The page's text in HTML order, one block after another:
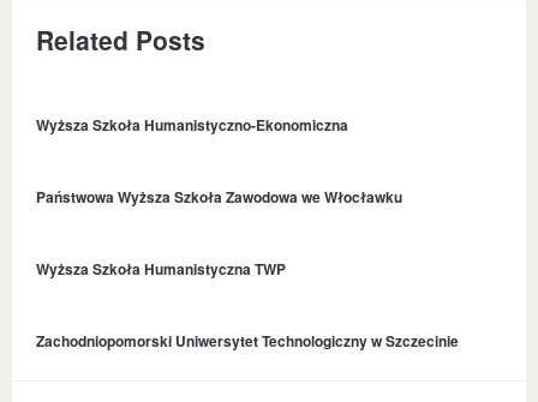
Related Posts
Wyższa Szkoła Humanistyczno-Ekonomiczna
Państwowa Wyższa Szkoła Zawodowa we Włocławku
Wyższa Szkoła Humanistyczna TWP
Zachodniopomorski Uniwersytet Technologiczny w Szczecinie